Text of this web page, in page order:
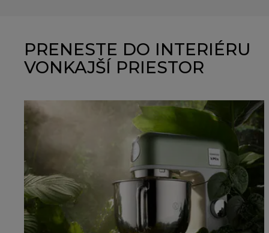
PRENESTE DO INTERIÉRU
VONKAJŠÍ PRIESTOR